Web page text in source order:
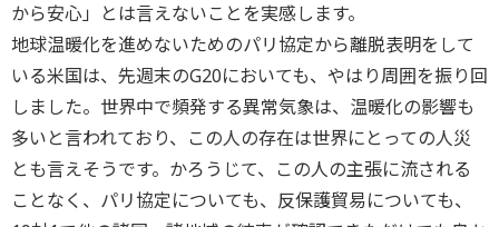
から安心」とは言えないことを実感します。
地球温暖化を進めないためのパリ協定から離脱表明をして
いる米国は、先週末のG20においても、やはり周囲を振り回
しました。世界中で頻発する異常気象は、温暖化の影響も
多いと言われており、この人の存在は世界にとっての人災
とも言えそうです。かろうじて、この人の主張に流される
ことなく、パリ協定についても、反保護貿易についても、